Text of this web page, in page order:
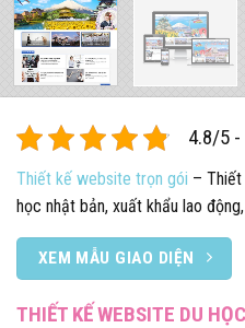
4.8/5
Thiết kế website trọn gói –
học nhật bản, xuất khẩu lao
XEM MẪU GIAO DIỆN
THIẾT KẾ WEBSITE DU HỌC